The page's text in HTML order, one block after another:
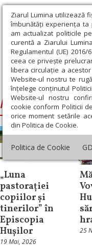
Ziarul Lumina utilizează
îmbunătăți experiența ta
am actualizat politicile
curentă a Ziarului
Regulamentul (UE)
ceea ce privește
libera circulație a
Website-ul nostru te
înțelege conținutul
Website-ul nostru
cookie conform Politicii
orice moment setările
din Politica de Cookie.
Politica de Cookie
Ziarul Lumina ›
Mănăstirea
Știri
„Luna
pastorației
copiilor și
tinerilor” în
Episcopia
Hușilor
19 Mai, 2026
25